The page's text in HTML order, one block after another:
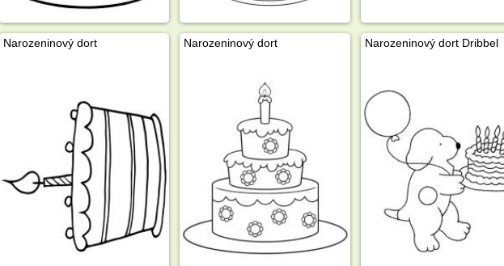
Narozeninový dort Narozeninový dort Narozeninový dort Dribbel